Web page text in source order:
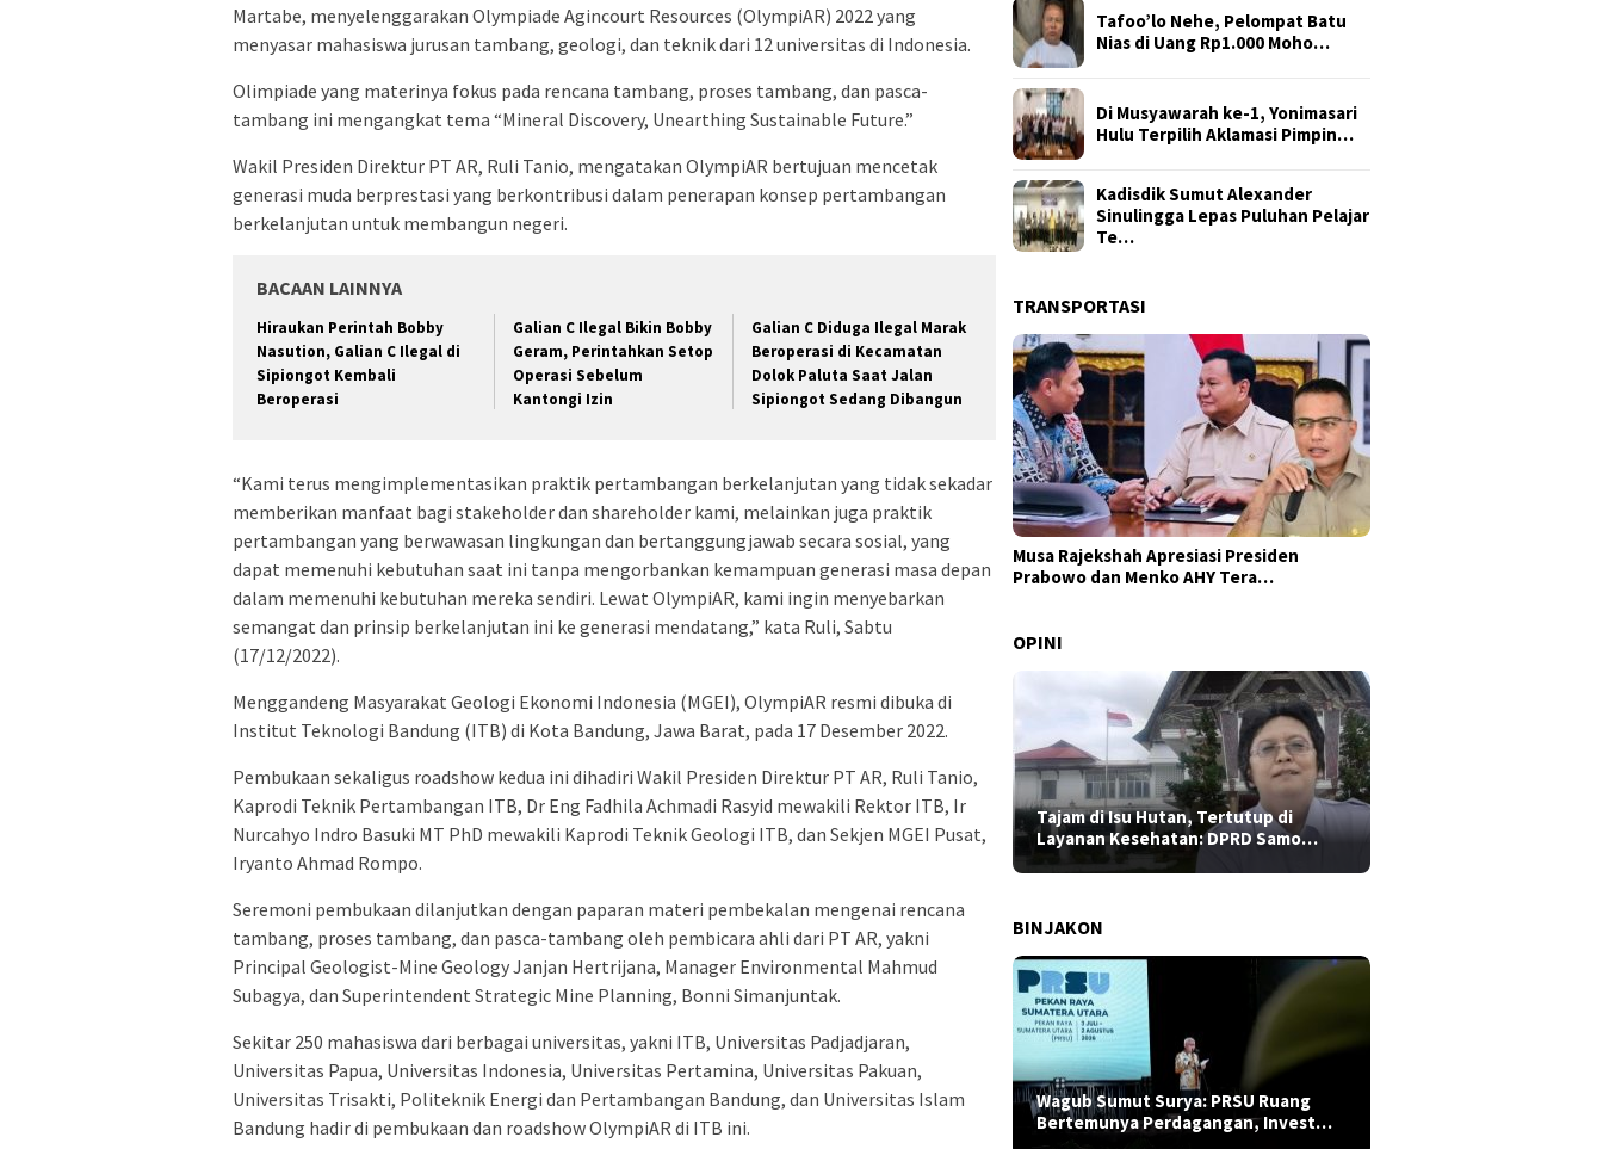
Martabe, menyelenggarakan Olympiade Agincourt Resources (OlympiAR) 2022 yang
menyasar mahasiswa jurusan tambang, geologi, dan teknik dari 12 universitas di Indonesia.
Olimpiade yang materinya fokus pada rencana tambang, proses tambang, dan pasca-
tambang ini mengangkat tema “Mineral Discovery, Unearthing Sustainable Future.”
Wakil Presiden Direktur PT AR, Ruli Tanio, mengatakan OlympiAR bertujuan mencetak
generasi muda berprestasi yang berkontribusi dalam penerapan konsep pertambangan
berkelanjutan untuk membangun negeri.
BACAAN LAINNYA
Hiraukan Perintah Bobby
Nasution, Galian C Ilegal di
Sipiongot Kembali
Beroperasi
Galian C Ilegal Bikin Bobby
Geram, Perintahkan Setop
Operasi Sebelum
Kantongi Izin
Galian C Diduga Ilegal Marak
Beroperasi di Kecamatan
Dolok Paluta Saat Jalan
Sipiongot Sedang Dibangun
“Kami terus mengimplementasikan praktik pertambangan berkelanjutan yang tidak sekadar
memberikan manfaat bagi stakeholder dan shareholder kami, melainkan juga praktik
pertambangan yang berwawasan lingkungan dan bertanggungjawab secara sosial, yang
dapat memenuhi kebutuhan saat ini tanpa mengorbankan kemampuan generasi masa depan
dalam memenuhi kebutuhan mereka sendiri. Lewat OlympiAR, kami ingin menyebarkan
semangat dan prinsip berkelanjutan ini ke generasi mendatang,” kata Ruli, Sabtu
(17/12/2022).
Menggandeng Masyarakat Geologi Ekonomi Indonesia (MGEI), OlympiAR resmi dibuka di
Institut Teknologi Bandung (ITB) di Kota Bandung, Jawa Barat, pada 17 Desember 2022.
Pembukaan sekaligus roadshow kedua ini dihadiri Wakil Presiden Direktur PT AR, Ruli Tanio,
Kaprodi Teknik Pertambangan ITB, Dr Eng Fadhila Achmadi Rasyid mewakili Rektor ITB, Ir
Nurcahyo Indro Basuki MT PhD mewakili Kaprodi Teknik Geologi ITB, dan Sekjen MGEI Pusat,
Iryanto Ahmad Rompo.
Seremoni pembukaan dilanjutkan dengan paparan materi pembekalan mengenai rencana
tambang, proses tambang, dan pasca-tambang oleh pembicara ahli dari PT AR, yakni
Principal Geologist-Mine Geology Janjan Hertrijana, Manager Environmental Mahmud
Subagya, dan Superintendent Strategic Mine Planning, Bonni Simanjuntak.
Sekitar 250 mahasiswa dari berbagai universitas, yakni ITB, Universitas Padjadjaran,
Universitas Papua, Universitas Indonesia, Universitas Pertamina, Universitas Pakuan,
Universitas Trisakti, Politeknik Energi dan Pertambangan Bandung, dan Universitas Islam
Bandung hadir di pembukaan dan roadshow OlympiAR di ITB ini.
Tafoo’lo Nehe, Pelompat Batu
Nias di Uang Rp1.000 Moho…
Di Musyawarah ke-1, Yonimasari
Hulu Terpilih Aklamasi Pimpin…
Kadisdik Sumut Alexander
Sinulingga Lepas Puluhan Pelajar
Te…
TRANSPORTASI
Musa Rajekshah Apresiasi Presiden
Prabowo dan Menko AHY Tera…
OPINI
Tajam di Isu Hutan, Tertutup di
Layanan Kesehatan: DPRD Samo…
BINJAKON
Wagub Sumut Surya: PRSU Ruang
Bertemunya Perdagangan, Invest…